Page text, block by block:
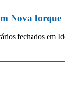
Nova Iorque
fechados em